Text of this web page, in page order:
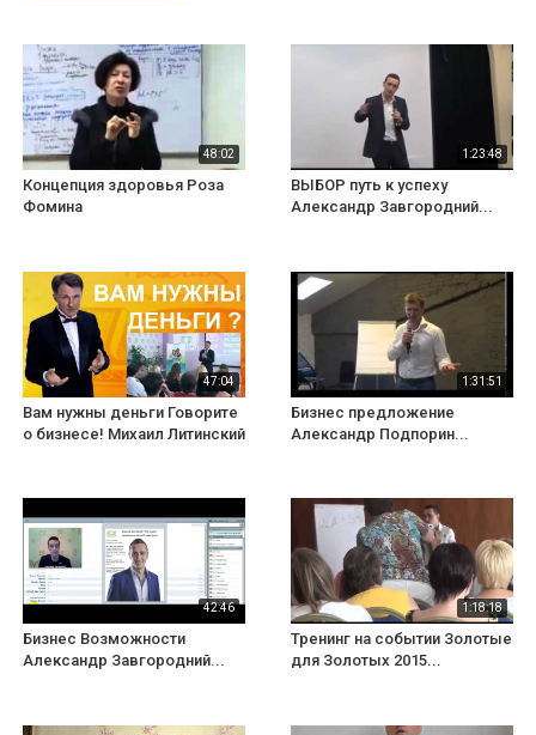
48:02
Концепция здоровья Роза
Фомина
1:23:48
ВЫБОР путь к успеху
Александр Завгородний...
47:04
Вам нужны деньги Говорите
о бизнесе! Михаил Литинский
1:31:51
Бизнес предложение
Александр Подпорин...
42:46
Бизнес Возможности
Александр Завгородний...
1:18:18
Тренинг на событии Золотые
для Золотых 2015...